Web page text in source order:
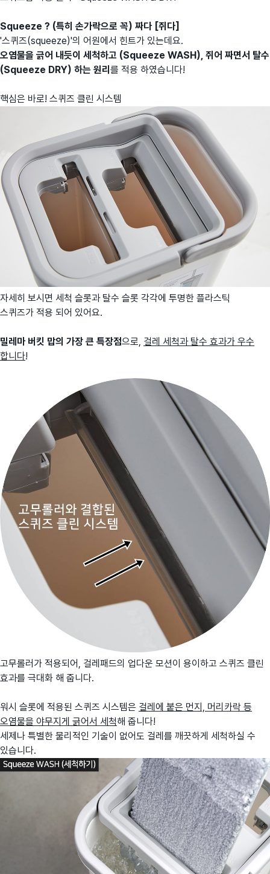
Squeeze ? (특히 손가락으로 꼭) 짜다 [쥐다]
'스퀴즈(squeeze)'의 어원에서 힌트가 있는데요.
오염물을 긁어 내듯이 세척하고 (Squeeze WASH), 쥐어 짜면서 탈수
(Squeeze DRY) 하는 원리 를 적용 하였습니다!
핵심은 바로! 스퀴즈 클린 시스템
자세히 보시면 세척 슬롯과 탈수 슬롯 각각에 투명한 플라스틱
스퀴즈가 적용 되어 있어요.
밀레마 버킷 맙의 가장 큰 특장점으로, 걸레 세척과 탈수 효과가 우수
합니다!
고무롤러가 적용되어, 걸레패드의 업다운 모션이 용이하고 스퀴즈 클린
효과를 극대화 해 줍니다.
워시 슬롯에 적용된 스퀴즈 시스템은 걸레에 붙은 먼지, 머리카락 등
오염물을 야무지게 긁어서 세척해 줍니다!
세제나 특별한 물리적인 기술이 없어도 걸레를 깨끗하게 세척하실 수
있습니다.